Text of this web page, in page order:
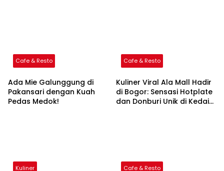
Cafe & Resto
Ada Mie Galunggung di
Pakansari dengan Kuah
Pedas Medok!
Cafe & Resto
Kuliner Viral Ala Mall Hadir
di Bogor: Sensasi Hotplate
dan Donburi Unik di Kedai
Kuliner Cafe & Resto